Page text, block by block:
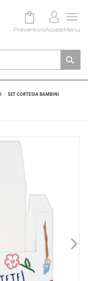
PreventivoAccediMenu
SET CORTESIA BAMBINI